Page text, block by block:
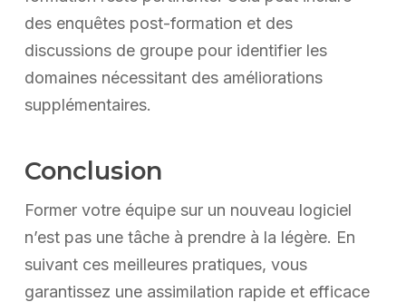
des enquêtes post-formation et des
discussions de groupe pour identifier les
domaines nécessitant des améliorations
supplémentaires.
Conclusion
Former votre équipe sur un nouveau logiciel
n’est pas une tâche à prendre à la légère. En
suivant ces meilleures pratiques, vous
garantissez une assimilation rapide et efficace